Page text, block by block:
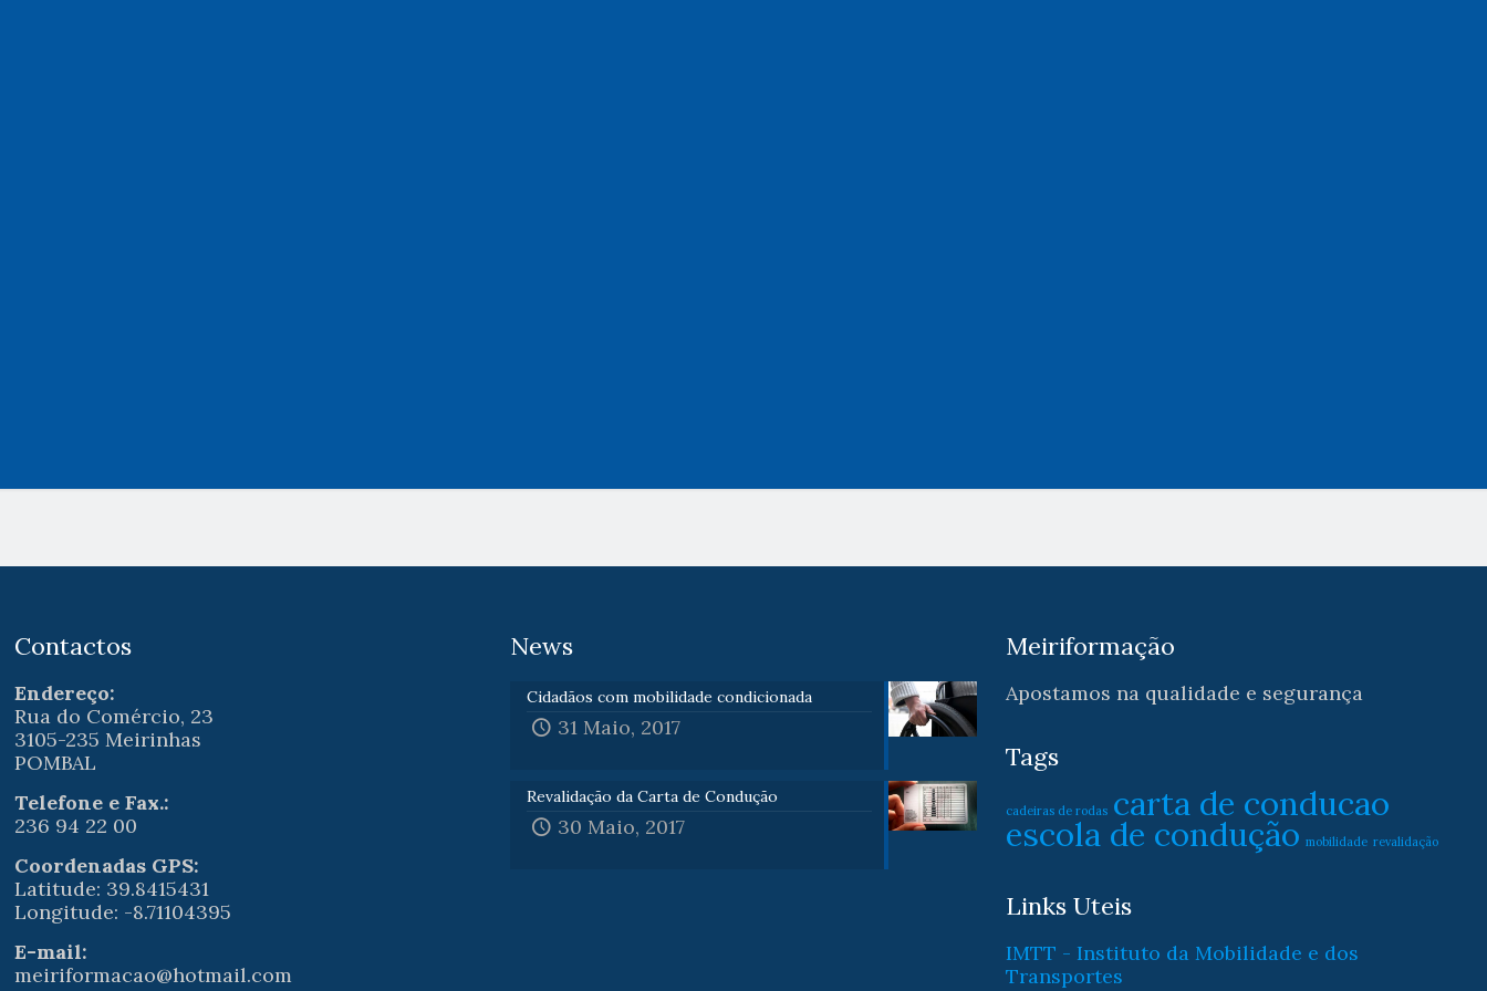
Contactos
Endereço:
Rua do Comércio, 23
3105-235 Meirinhas
POMBAL
Telefone e Fax.:
236 94 22 00
Coordenadas GPS:
Latitude: 39.8415431
Longitude: -8.71104395
E-mail:
meiriformacao@hotmail.com
News
Cidadãos com mobilidade condicionada
31 Maio, 2017
Revalidação da Carta de Condução
30 Maio, 2017
Meiriformação
Apostamos na qualidade e segurança
Tags
cadeiras de rodas carta de conducao
escola de condução mobilidade revalidação
Links Uteis
IMTT - Instituto da Mobilidade e dos
Transportes